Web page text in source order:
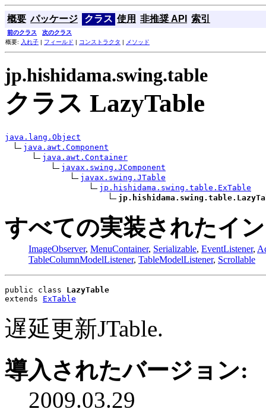
概要 パッケージ クラス 使用 非推奨 API 索引
前のクラス
次のクラス
概要: 入れ子 | フィールド | コンストラクタ | メソッド
jp.hishidama.swing.table
クラス LazyTable
java.lang.Object
java.awt.Component
java.awt.Container
javax.swing.JComponent
javax.swing.JTable
jp.hishidama.swing.table.ExTable
すべての実装されたイ
ImageObserver, MenuContainer, Serializable, EventListener,
TableColumnModelListener, TableModelListener, Scrollable
public class LazyTable
extends ExTable
遅延更新JTable.
導入されたバージョン:
2009.03.29